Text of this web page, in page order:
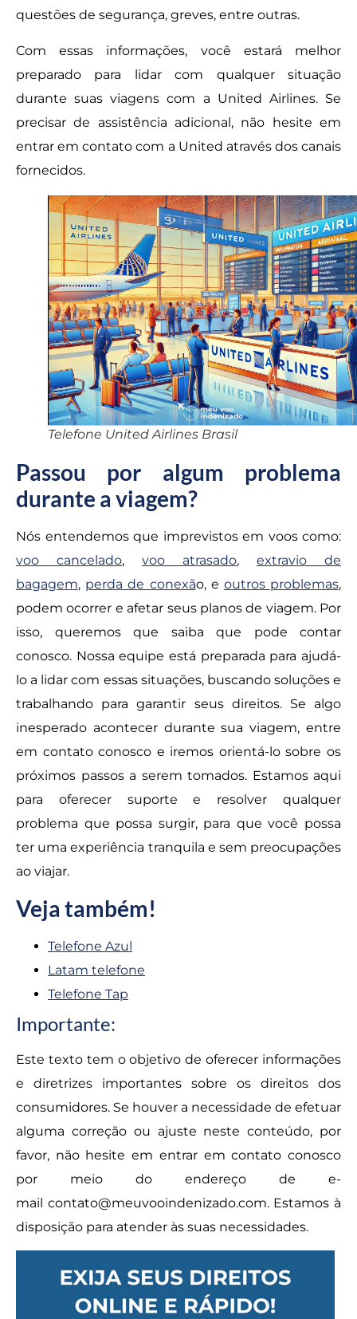
questões de segurança, greves, entre outras.
Com essas informações, você estará melhor
preparado para lidar com qualquer situação
durante suas viagens com a United Airlines. Se
precisar de assistência adicional, não hesite em
entrar em contato com a United através dos canais
fornecidos.
Telefone United Airlines Brasil
Passou por algum problema
durante a viagem?
Nós entendemos que imprevistos em voos como:
voo cancelado, voo atrasado, extravio de
bagagem, perda de conexão, e outros problemas,
podem ocorrer e afetar seus planos de viagem. Por
isso, queremos que saiba que pode contar
conosco. Nossa equipe está preparada para ajudá-
lo a lidar com essas situações, buscando soluções e
trabalhando para garantir seus direitos. Se algo
inesperado acontecer durante sua viagem, entre
em contato conosco e iremos orientá-lo sobre os
próximos passos a serem tomados. Estamos aqui
para oferecer suporte e resolver qualquer
problema que possa surgir, para que você possa
ter uma experiência tranquila e sem preocupações
ao viajar.
Veja também!
Telefone Azul
Latam telefone
Telefone Tap
Importante:
Este texto tem o objetivo de oferecer informações
e diretrizes importantes sobre os direitos dos
consumidores. Se houver a necessidade de efetuar
alguma correção ou ajuste neste conteúdo, por
favor, não hesite em entrar em contato conosco
por meio do endereço de e-
mail contato@meuvooindenizado.com. Estamos à
disposição para atender às suas necessidades.